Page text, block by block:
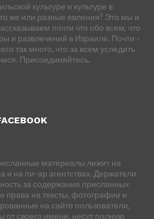
культуре и культуре в
же или разные явления? Это мы и
почти что обо всем, что
и развлечений в Израиле. Почти -
так много, что за всем уследить
Присоединяйтесь.
материалы лежит на
и на пи-ар агентствах. Держатели
за содержание присланных
права на тексты, фотографии и
на сайте пользователи,
своего имени, несут полную